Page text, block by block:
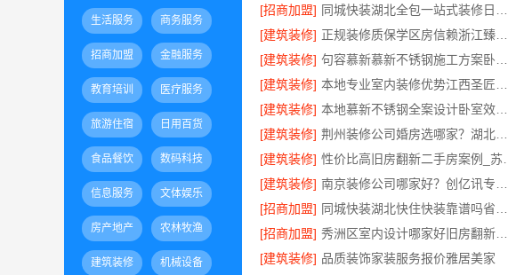
生活服务 商务服务
招商加盟 金融服务
教育培训 医疗服务
旅游住宿 日用百货
食品餐饮 数码科技
信息服务 文体娱乐
房产地产 农林牧渔
建筑装修 机械设备
[招商加盟]
[建筑装修]
[建筑装修]
[建筑装修]
[建筑装修]
[建筑装修]
[建筑装修]
[建筑装修]
[招商加盟]
[招商加盟]
[建筑装修] 品质装饰家装服务报价雅居美家